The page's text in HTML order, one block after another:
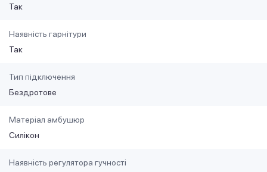
Так
Наявність гарнітури
Так
Тип підключення
Бездротове
Матеріал амбушюр
Силікон
Наявність регулятора гучності